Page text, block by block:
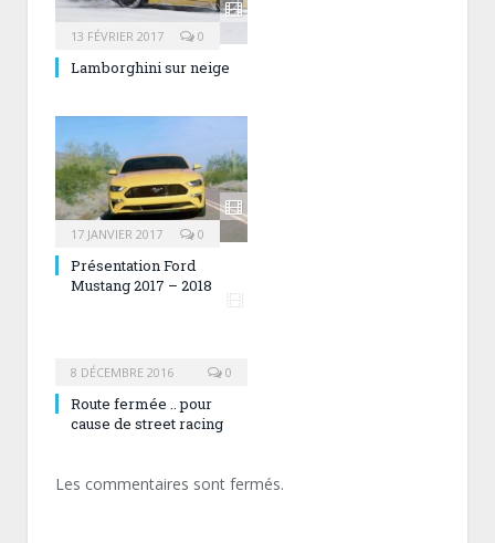
13 FÉVRIER 2017 0
Lamborghini sur neige
17 JANVIER 2017 0
Présentation Ford
Mustang 2017 – 2018
8 DÉCEMBRE 2016 0
Route fermée .. pour
cause de street racing
Les commentaires sont fermés.